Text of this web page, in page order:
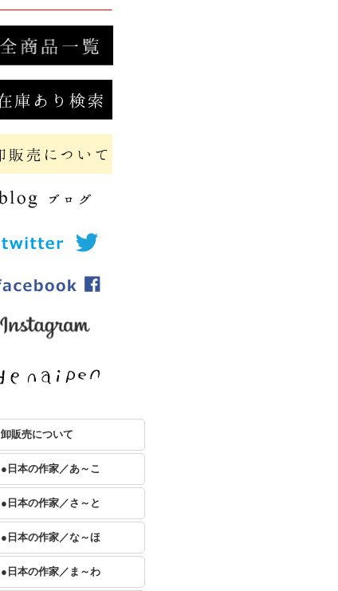
卸販売について
●日本の作家／あ～こ
●日本の作家／さ～と
●日本の作家／な～ほ
●日本の作家／ま～わ